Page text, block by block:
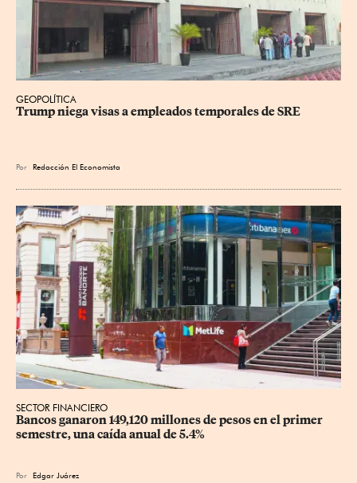
GEOPOLÍTICA
Trump niega visas a empleados temporales de SRE
Por Redacción El Economista
SECTOR FINANCIERO
Bancos ganaron 149,120 millones de pesos en el primer
semestre, una caída anual de 5.4%
Por Edgar Juárez